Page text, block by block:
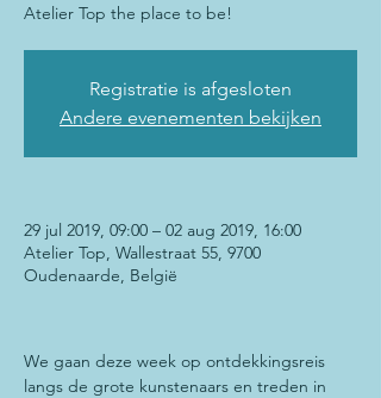
Atelier Top the place to be!
Registratie is afgesloten
Andere evenementen bekijken
29 jul 2019, 09:00 – 02 aug 2019, 16:00
Atelier Top, Wallestraat 55, 9700
Oudenaarde, België
We gaan deze week op ontdekkingsreis
langs de grote kunstenaars en treden in